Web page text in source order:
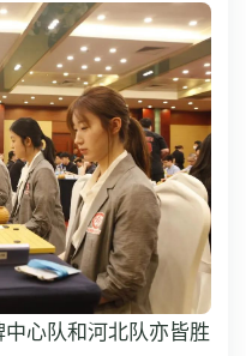
心队和河北队亦皆胜